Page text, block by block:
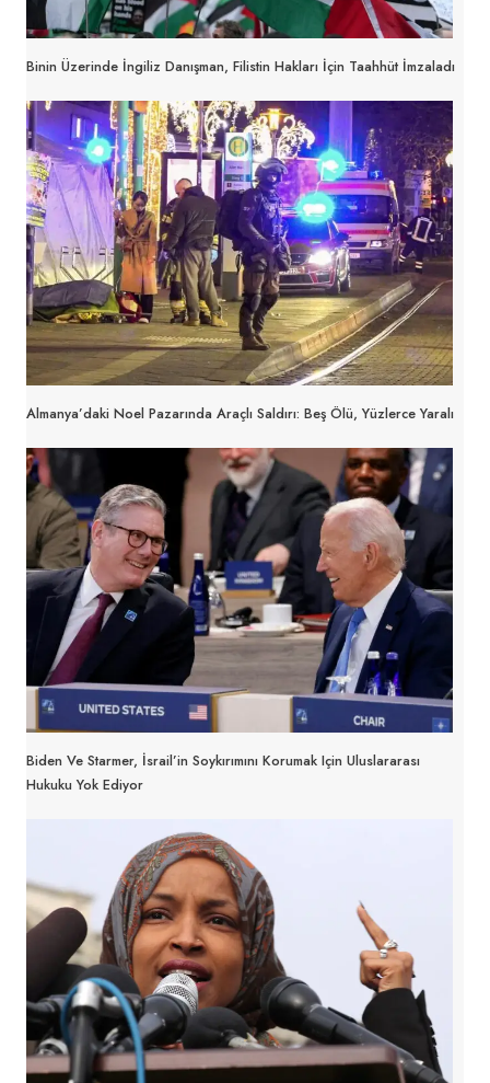
Binin Üzerinde İngiliz Danışman, Filistin Hakları İçin Taahhüt İmzaladı
Almanya’daki Noel Pazarında Araçlı Saldırı: Beş Ölü, Yüzlerce Yaralı
Biden Ve Starmer, İsrail’in Soykırımını Korumak Için Uluslararası
Hukuku Yok Ediyor